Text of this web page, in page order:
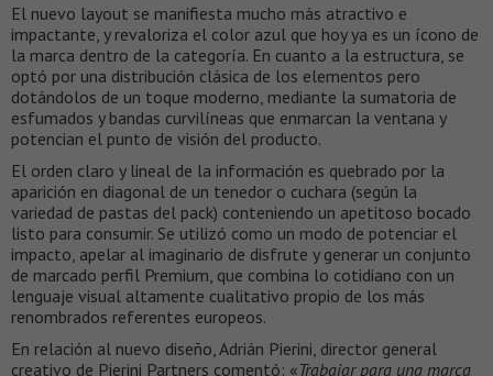
El nuevo layout se manifiesta mucho más atractivo e
impactante, y revaloriza el color azul que hoy ya es un ícono de
la marca dentro de la categoría. En cuanto a la estructura, se
optó por una distribución clásica de los elementos pero
dotándolos de un toque moderno, mediante la sumatoria de
esfumados y bandas curvilíneas que enmarcan la ventana y
potencian el punto de visión del producto.
El orden claro y lineal de la información es quebrado por la
aparición en diagonal de un tenedor o cuchara (según la
variedad de pastas del pack) conteniendo un apetitoso bocado
listo para consumir. Se utilizó como un modo de potenciar el
impacto, apelar al imaginario de disfrute y generar un conjunto
de marcado perfil Premium, que combina lo cotidiano con un
lenguaje visual altamente cualitativo propio de los más
renombrados referentes europeos.
En relación al nuevo diseño, Adrián Pierini, director general
creativo de Pierini Partners comentó: «Trabajar para una marca